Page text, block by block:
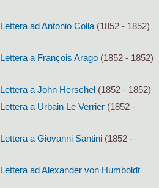
Lettera ad Antonio Colla (1852 - 1852)
Lettera a François Arago (1852 - 1852)
Lettera a John Herschel (1852 - 1852)
Lettera a Urbain Le Verrier (1852 -
Lettera a Giovanni Santini (1852 -
Lettera ad Alexander von Humboldt